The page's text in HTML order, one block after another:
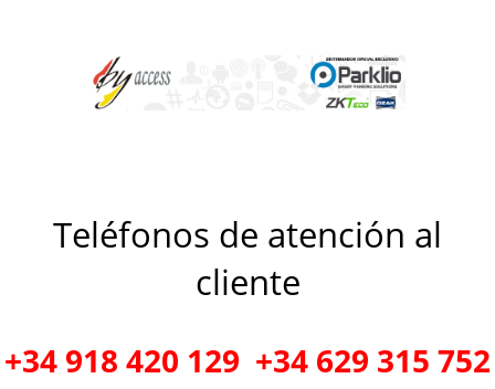
Teléfonos de atención al
cliente
+34 918 420 129 +34 629 315 752